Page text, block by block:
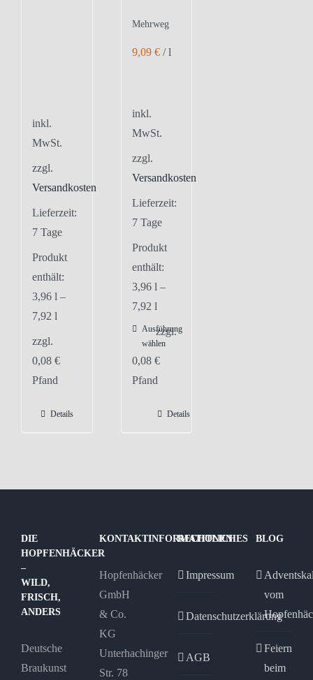
inkl.
MwSt.
zzgl.
Versandkosten
Lieferzeit:
7 Tage
Produkt
enthält:
3,96 l –
7,92 l
zzgl.
0,08 €
Pfand
Details
Mehrweg
9,09 €/l
inkl.
MwSt.
zzgl.
Versandkosten
Lieferzeit:
7 Tage
Produkt
enthält:
3,96 l –
7,92 l
Ausführung
wählen
Dieses
Produkt
Varianten
können
Produktseite
zzgl.
0,08 €
Pfand
Details
DIE
HOPFENHÄCKER
–
WILD,
FRISCH,
ANDERS
Deutsche
Braukunst
KONTAKTINFORMATIONEN
Hopfenhäcker
GmbH
& Co.
KG
Unterhachinger
Str. 78
RECHTLICHES
Impressum
Datenschutzerklärung
AGB
BLOG
vom
Feiern
beim